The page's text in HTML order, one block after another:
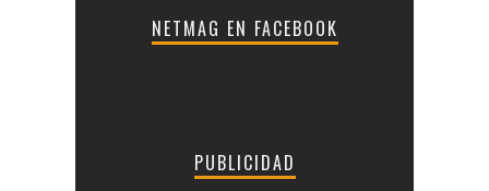
NETMAG EN FACEBOOK
PUBLICIDAD